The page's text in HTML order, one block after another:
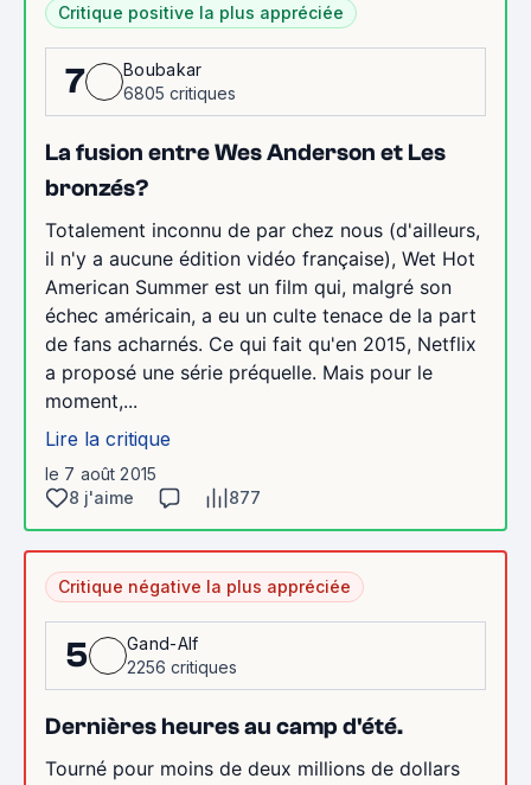
Critique positive la plus appréciée
7
Boubakar
6805 critiques
La fusion entre Wes Anderson et Les
bronzés?
Totalement inconnu de par chez nous (d'ailleurs,
il n'y a aucune édition vidéo française), Wet Hot
American Summer est un film qui, malgré son
échec américain, a eu un culte tenace de la part
de fans acharnés. Ce qui fait qu'en 2015, Netflix
a proposé une série préquelle. Mais pour le
moment,...
Lire la critique
le 7 août 2015
8 j'aime
877
Critique négative la plus appréciée
5
Gand-Alf
2256 critiques
Dernières heures au camp d'été.
Tourné pour moins de deux millions de dollars